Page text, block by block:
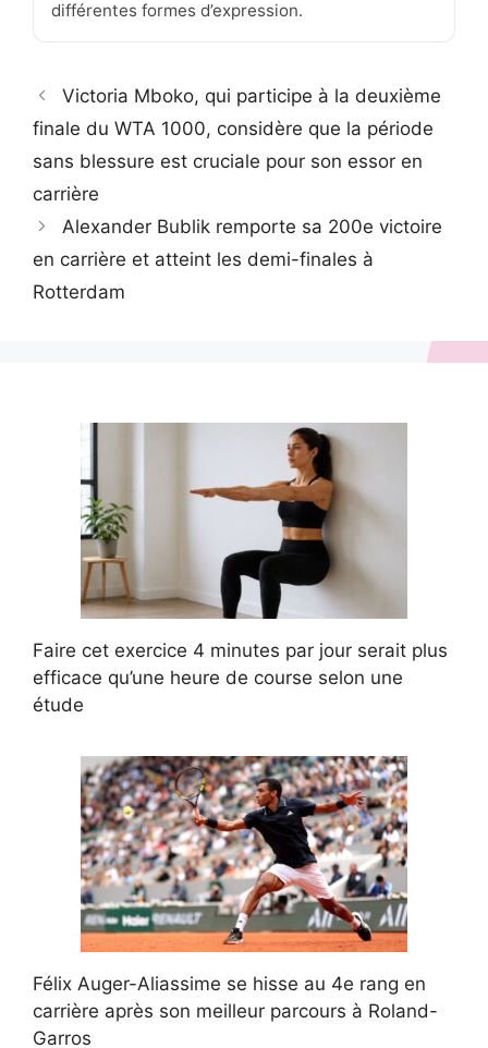
différentes formes d’expression.
Victoria Mboko, qui participe à la deuxième
finale du WTA 1000, considère que la période
sans blessure est cruciale pour son essor en
carrière
Alexander Bublik remporte sa 200e victoire
en carrière et atteint les demi-finales à
Rotterdam
Faire cet exercice 4 minutes par jour serait plus
efficace qu’une heure de course selon une
étude
Félix Auger-Aliassime se hisse au 4e rang en
carrière après son meilleur parcours à Roland-
Garros